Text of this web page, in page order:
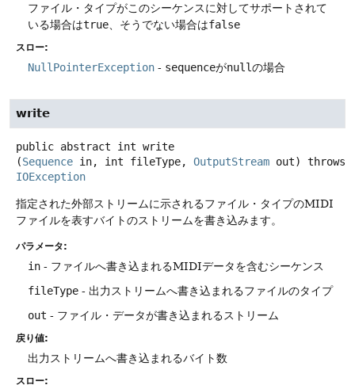
ファイル・タイプがこのシーケンスに対してサポートされて
いる場合はtrue 、そうでない場合はfalse
スロー:
NullPointerException - sequenceがnullの場合
write
public abstract int write
(Sequence in, int fileType, OutputStream out)
throws
IOException
指定された外部ストリームに示されるファイル・タイプのMIDI
ファイルを表すバイトのストリームを書き込みます。
パラメータ:
in - ファイルへ書き込まれるMIDIデータを含むシーケンス
fileType - 出力ストリームへ書き込まれるファイルのタイプ
out - ファイル・データが書き込まれるストリーム
戻り値:
出力ストリームへ書き込まれるバイト数
スロー: